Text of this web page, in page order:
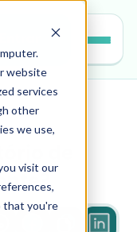
website
services
other
we use,
visit our
that you're
de